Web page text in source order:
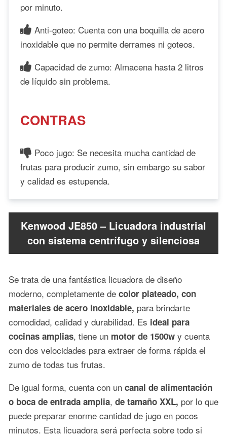
por minuto.
Anti-goteo: Cuenta con una boquilla de acero
inoxidable que no permite derrames ni goteos.
Capacidad de zumo: Almacena hasta 2 litros
de líquido sin problema.
CONTRAS
Poco jugo: Se necesita mucha cantidad de
frutas para producir zumo, sin embargo su sabor
y calidad es estupenda.
Kenwood JE850 – Licuadora industrial
con sistema centrífugo y silenciosa
Se trata de una fantástica licuadora de diseño
moderno, completamente de color plateado, con
materiales de acero inoxidable, para brindarte
comodidad, calidad y durabilidad. Es ideal para
cocinas amplias, tiene un motor de 1500w y cuenta
con dos velocidades para extraer de forma rápida el
zumo de todas tus frutas.
De igual forma, cuenta con un canal de alimentación
o boca de entrada amplia, de tamaño XXL, por lo que
puede preparar enorme cantidad de jugo en pocos
minutos. Esta licuadora será perfecta sobre todo si